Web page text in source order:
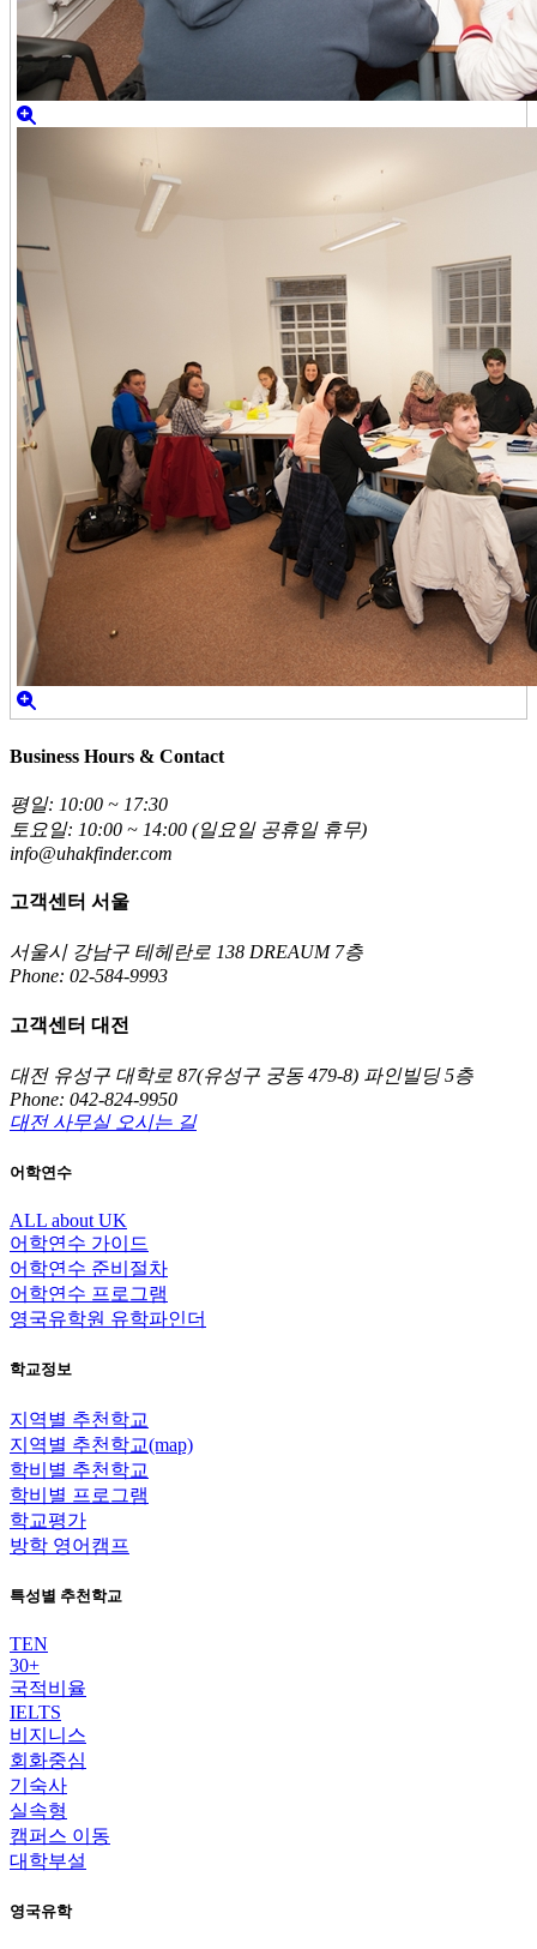
Business Hours & Contact
평일: 10:00 ~ 17:30
토요일: 10:00 ~ 14:00 (일요일 공휴일 휴무)
info@uhakfinder.com
고객센터 서울
서울시 강남구 테헤란로 138 DREAUM 7층
Phone: 02-584-9993
고객센터 대전
대전 유성구 대학로 87(유성구 궁동 479-8) 파인빌딩 5층
Phone: 042-824-9950
대전 사무실 오시는 길
어학연수
ALL about UK
어학연수 가이드
어학연수 준비절차
어학연수 프로그램
영국유학원 유학파인더
학교정보
지역별 추천학교
지역별 추천학교(map)
학비별 추천학교
학비별 프로그램
학교평가
방학 영어캠프
특성별 추천학교
TEN
30+
국적비율
IELTS
비지니스
회화중심
기숙사
실속형
캠퍼스 이동
대학부설
영국유학